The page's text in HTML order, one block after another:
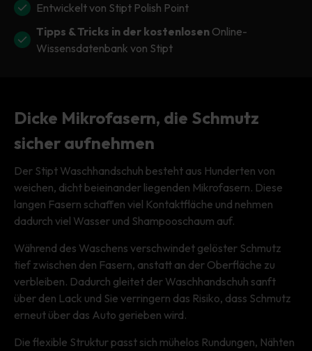
Entwickelt von Stipt Polish Point
Tipps & Tricks in der kostenlosen Online-
Wissensdatenbank von Stipt
Dicke Mikrofasern, die Schmutz
sicher aufnehmen
Der Stipt Waschhandschuh besteht aus Hunderten von
weichen, dicht beieinander liegenden Mikrofasern. Diese
langen Fasern schaffen viel Kontaktfläche und nehmen
dadurch viel Wasser und Shampooschaum auf.
Während des Waschens verschwindet gelöster Schmutz
tief zwischen den Fasern, anstatt an der Oberfläche zu
verbleiben. Dadurch gleitet der Waschhandschuh sanft
über den Lack und Sie verringern das Risiko, dass Schmutz
erneut über das Auto gerieben wird.
Die flexible Struktur passt sich mühelos Rundungen, Nähten